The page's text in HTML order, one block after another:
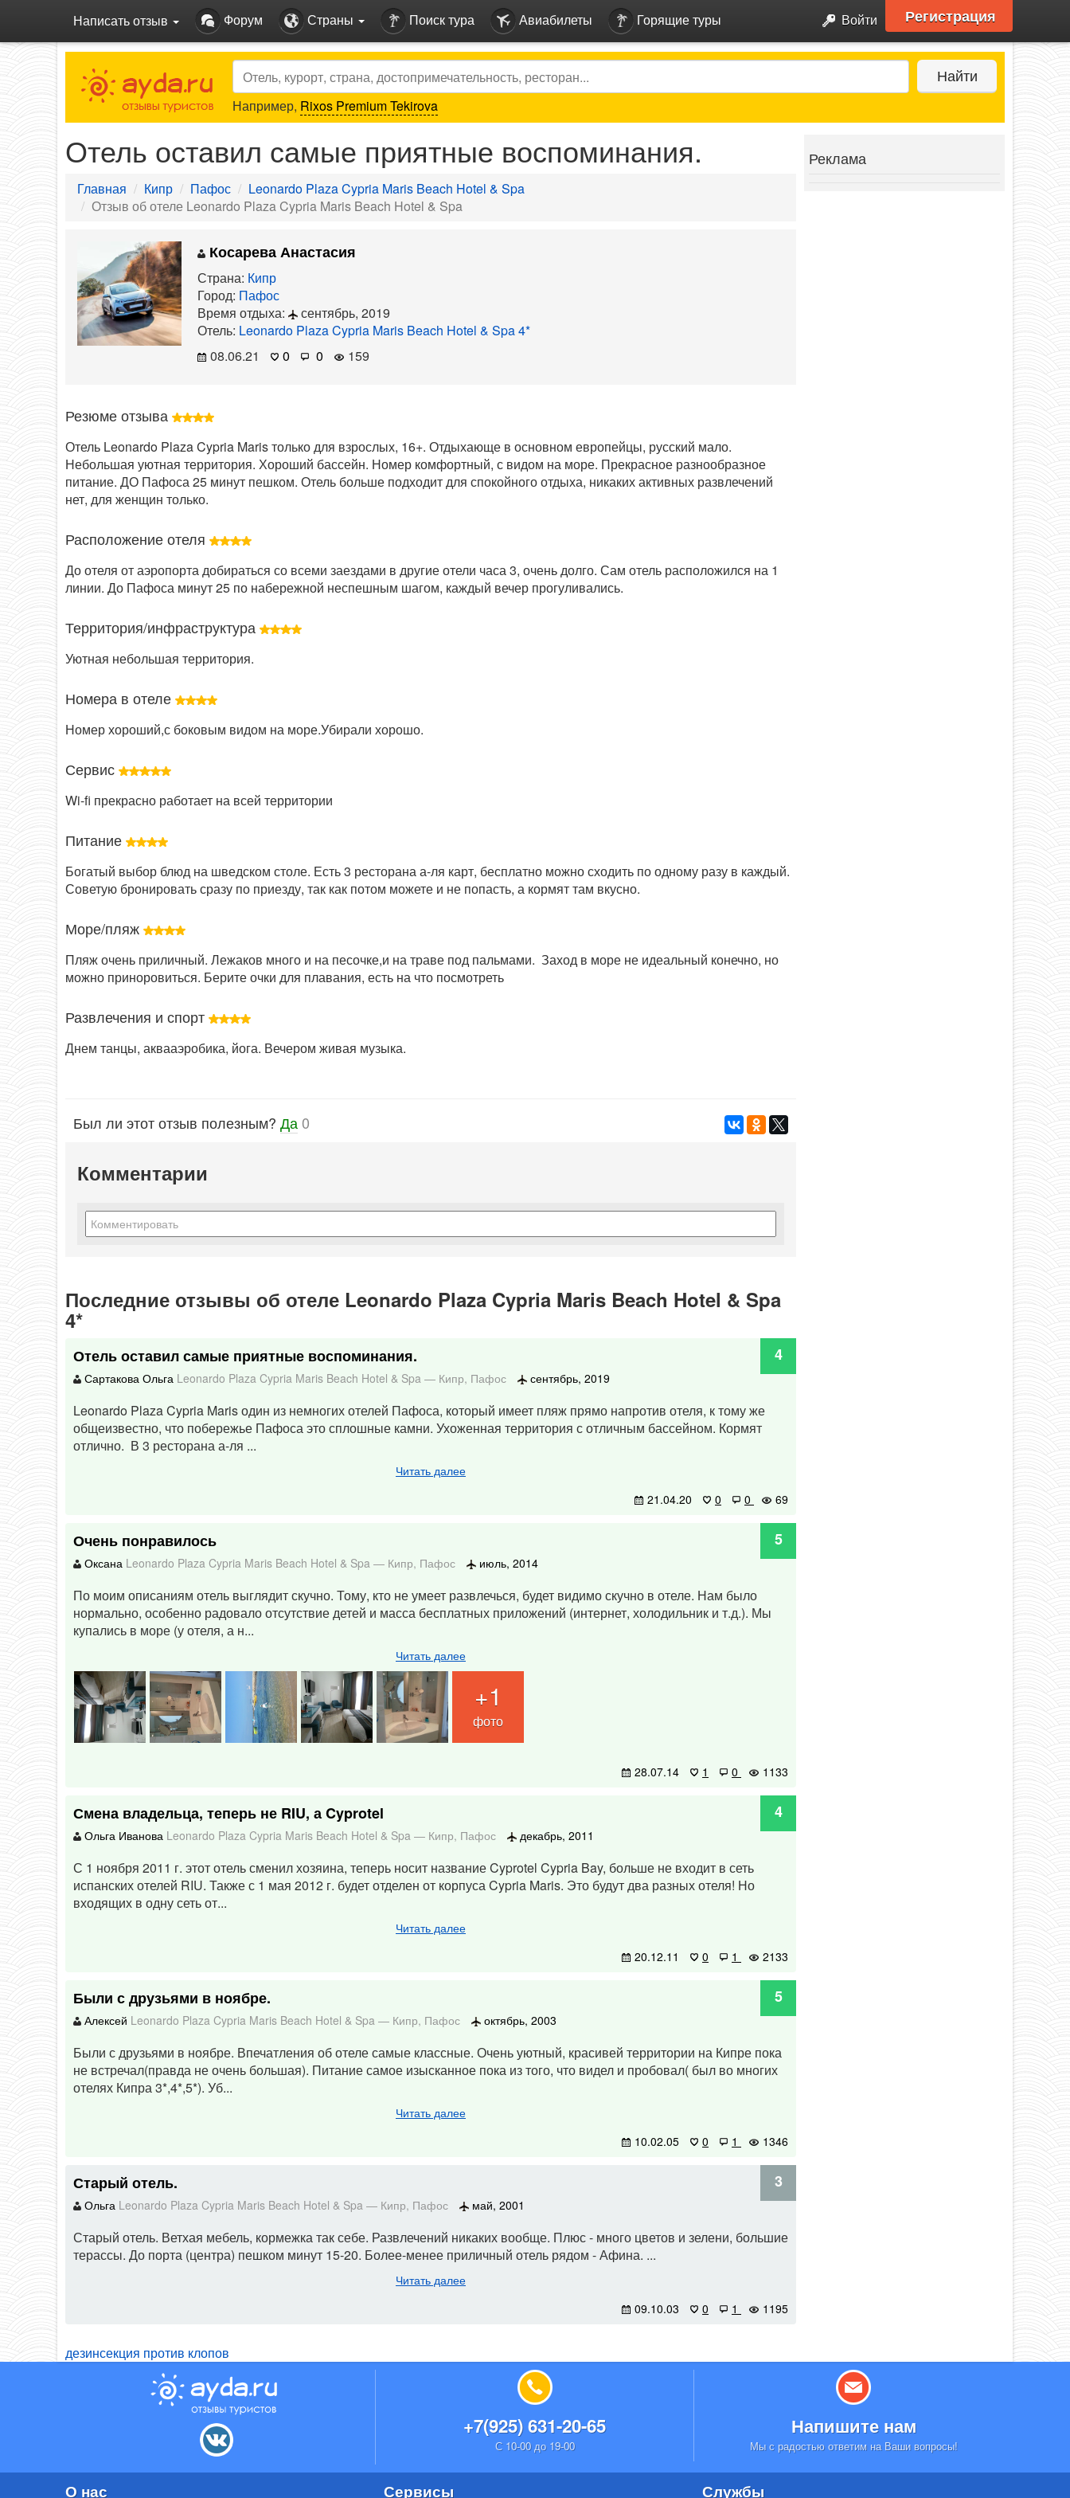
Написать отзыв Форум Страны Поиск тура Авиабилеты Горящие туры Войти Регистрация
Search Найти
Например, Rixos Premium Tekirova
Отель оставил самые приятные воспоминания.
Главная Кипр Пафос
Leonardo Plaza Cypria Maris Beach Hotel & Spa
Отзыв об отеле Leonardo Plaza Cypria Maris Beach Hotel & Spa
Косарева Анастасия
Страна: Кипр
Город: Пафос
Время отдыха:
сентябрь, 2019
Отель: Leonardo Plaza Cypria Maris Beach Hotel & Spa 4*
08.06.21
0 0 159
Резюме отзыва
Отель Leonardo Plaza Cypria Maris только для взрослых, 16+. Отдыхающе в основном европейцы, русский мало.
Небольшая уютная территория. Хороший бассейн. Номер комфортный, с видом на море. Прекрасное разнообразное
питание. ДО Пафоса 25 минут пешком. Отель больше подходит для спокойного отдыха, никаких активных развлечений
нет, для женщин только.
Расположение отеля
До отеля от аэропорта добираться со всеми заездами в другие отели часа 3, очень долго. Сам отель расположился на 1
линии. До Пафоса минут 25 по набережной неспешным шагом, каждый вечер прогуливались.
Территория/инфраструктура
Уютная небольшая территория.
Номера в отеле
Номер хороший,с боковым видом на море.Убирали хорошо.
Сервис
Wi-fi прекрасно работает на всей территории
Питание
Богатый выбор блюд на шведском столе. Есть 3 ресторана а-ля карт, бесплатно можно сходить по одному разу в каждый.
Советую бронировать сразу по приезду, так как потом можете и не попасть, а кормят там вкусно.
Море/пляж
Пляж очень приличный. Лежаков много и на песочке,и на траве под пальмами. Заход в море не идеальный конечно, но
можно приноровиться. Берите очки для плавания, есть на что посмотреть
Развлечения и спорт
Днем танцы, аквааэробика, йога. Вечером живая музыка.
Был ли этот отзыв полезным? Да0
Комментарии
Последние отзывы об отеле Leonardo Plaza Cypria Maris Beach Hotel & Spa
4*
Отель оставил самые приятные воспоминания. 4
Сартакова Ольга Leonardo Plaza Cypria Maris Beach Hotel & Spa — Кипр, Пафос сентябрь, 2019
Leonardo Plaza Cypria Maris один из немногих отелей Пафоса, который имеет пляж прямо напротив отеля, к тому же
общеизвестно, что побережье Пафоса это сплошные камни. Ухоженная территория с отличным бассейном. Кормят
отлично. В 3 ресторана а-ля ...
Читать далее
21.04.20
0 0 69
Очень понравилось 5
Оксана Leonardo Plaza Cypria Maris Beach Hotel & Spa — Кипр, Пафос июль, 2014
По моим описаниям отель выглядит скучно. Тому, кто не умеет развлечься, будет видимо скучно в отеле. Нам было
нормально, особенно радовало отсутствие детей и масса бесплатных приложений (интернет, холодильник и т.д.). Мы
купались в море (у отеля, а н...
Читать далее
+1
фото
28.07.14 1 0 1133
Смена владельца, теперь не RIU, а Cyprotel 4
Ольга Иванова Leonardo Plaza Cypria Maris Beach Hotel & Spa — Кипр, Пафос декабрь, 2011
С 1 ноября 2011 г. этот отель сменил хозяина, теперь носит название Cyprotel Cypria Bay, больше не входит в сеть
испанских отелей RIU. Также с 1 мая 2012 г. будет отделен от корпуса Cypria Maris. Это будут два разных отеля! Но
входящих в одну сеть от...
Читать далее
20.12.11
0 1 2133
Были с друзьями в ноябре. 5
Алексей Leonardo Plaza Cypria Maris Beach Hotel & Spa — Кипр, Пафос октябрь, 2003
Были с друзьями в ноябре. Впечатления об отеле самые классные. Очень уютный, красивей территории на Кипре пока
не встречал(правда не очень большая). Питание самое изысканное пока из того, что видел и пробовал( был во многих
отелях Кипра 3*,4*,5*). Уб...
Читать далее
10.02.05
0 1 1346
Старый отель. 3
Ольга Leonardo Plaza Cypria Maris Beach Hotel & Spa — Кипр, Пафос май, 2001
Старый отель. Ветхая мебель, кормежка так себе. Развлечений никаких вообще. Плюс - много цветов и зелени, большие
терассы. До порта (центра) пешком минут 15-20. Более-менее приличный отель рядом - Афина. ...
Читать далее
09.10.03
0 1 1195
Реклама
дезинсекция против клопов
+7(925) 631-20-65
С 10-00 до 19-00
Напишите нам
Мы с радостью ответим на Ваши вопросы!
О нас Сервисы Службы